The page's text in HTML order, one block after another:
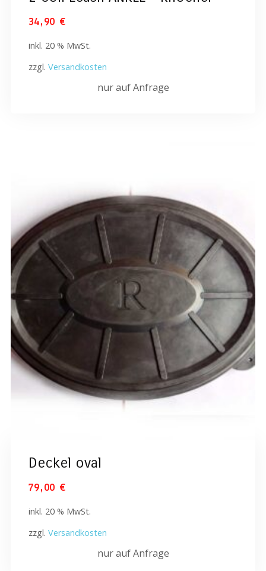
34,90 €
inkl. 20 % MwSt.
zzgl. Versandkosten
nur auf Anfrage
Deckel oval
79,00 €
inkl. 20 % MwSt.
zzgl. Versandkosten
nur auf Anfrage